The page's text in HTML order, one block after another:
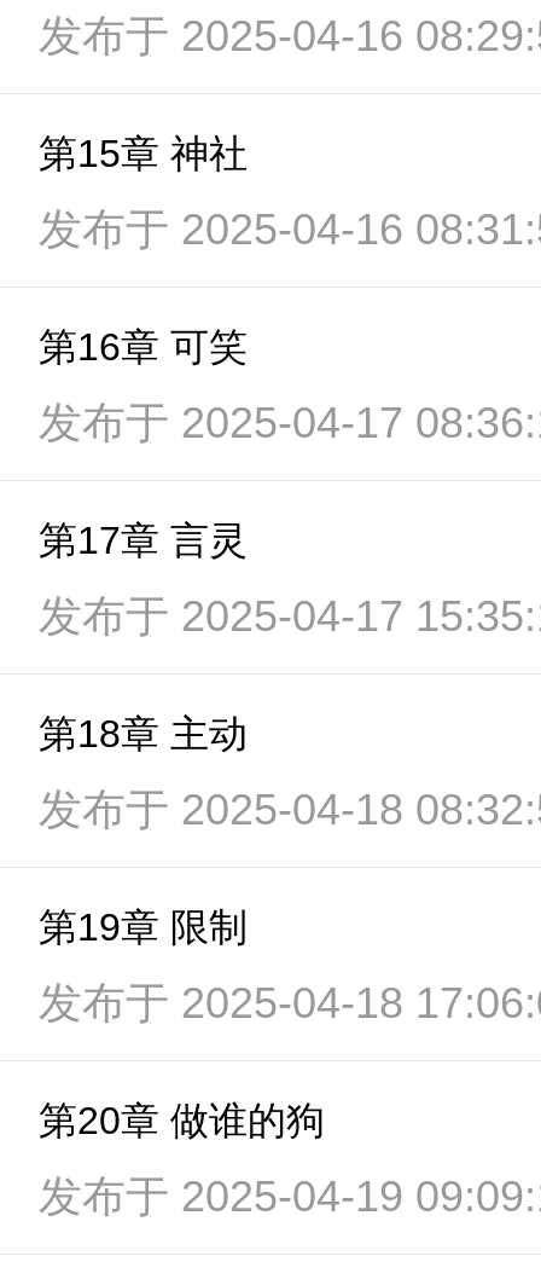
发布于 2025-04-16
第15章 神社
发布于 2025-04-16
第16章 可笑
发布于 2025-04-17
第17章 言灵
发布于 2025-04-17
第18章 主动
发布于 2025-04-18
第19章 限制
发布于 2025-04-18
第20章 做谁的狗
发布于 2025-04-19